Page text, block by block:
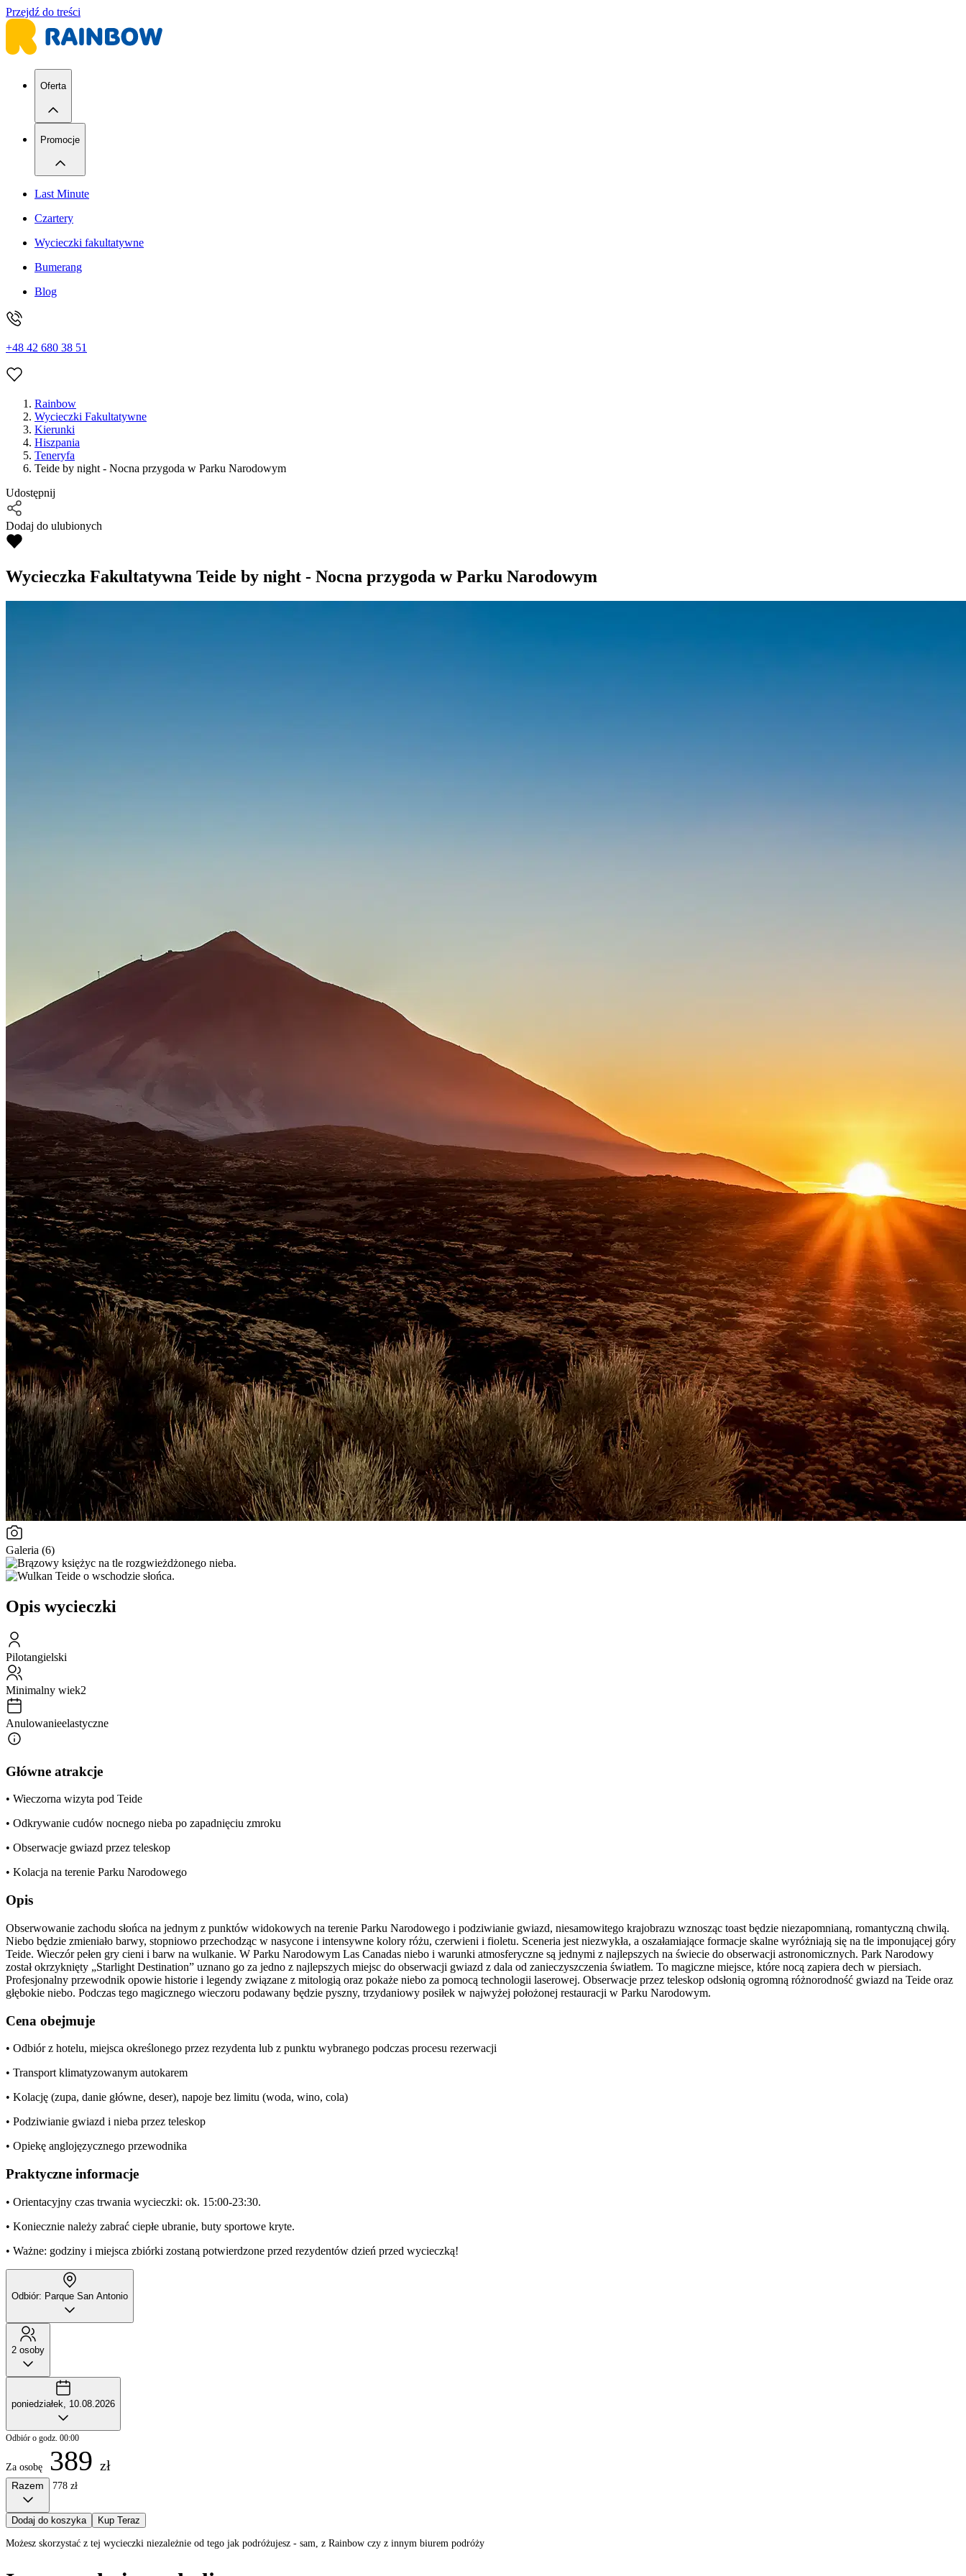
Przejdź do treści
Oferta
Promocje
Last Minute
Czartery
Wycieczki fakultatywne
Bumerang
Blog
+48 42 680 38 51
Rainbow
Wycieczki Fakultatywne
Kierunki
Hiszpania
Teneryfa
Teide by night - Nocna przygoda w Parku Narodowym
Udostępnij
Dodaj do ulubionych
Wycieczka Fakultatywna Teide by night - Nocna przygoda w Parku Narodowym
Galeria (6)
Opis wycieczki
Pilotangielski
Minimalny wiek2
Anulowanieelastyczne
Główne atrakcje
• Wieczorna wizyta pod Teide
• Odkrywanie cudów nocnego nieba po zapadnięciu zmroku
• Obserwacje gwiazd przez teleskop
• Kolacja na terenie Parku Narodowego
Opis
Obserwowanie zachodu słońca na jednym z punktów widokowych na terenie Parku Narodowego i podziwianie gwiazd, niesamowitego krajobrazu wznosząc toast będzie niezapomnianą, romantyczną chwilą.
Niebo będzie zmieniało barwy, stopniowo przechodząc w nasycone i intensywne kolory różu, czerwieni i fioletu. Sceneria jest niezwykła, a oszałamiające formacje skalne wyróżniają się na tle imponującej góry
Teide. Wieczór pełen gry cieni i barw na wulkanie. W Parku Narodowym Las Canadas niebo i warunki atmosferyczne są jednymi z najlepszych na świecie do obserwacji astronomicznych. Park Narodowy
został okrzyknięty „Starlight Destination” uznano go za jedno z najlepszych miejsc do obserwacji gwiazd z dala od zanieczyszczenia światłem. To magiczne miejsce, które nocą zapiera dech w piersiach.
Profesjonalny przewodnik opowie historie i legendy związane z mitologią oraz pokaże niebo za pomocą technologii laserowej. Obserwacje przez teleskop odsłonią ogromną różnorodność gwiazd na Teide oraz
głębokie niebo. Podczas tego magicznego wieczoru podawany będzie pyszny, trzydaniowy posiłek w najwyżej położonej restauracji w Parku Narodowym.
Cena obejmuje
• Odbiór z hotelu, miejsca określonego przez rezydenta lub z punktu wybranego podczas procesu rezerwacji
• Transport klimatyzowanym autokarem
• Kolację (zupa, danie główne, deser), napoje bez limitu (woda, wino, cola)
• Podziwianie gwiazd i nieba przez teleskop
• Opiekę anglojęzycznego przewodnika
Praktyczne informacje
• Orientacyjny czas trwania wycieczki: ok. 15:00-23:30.
• Koniecznie należy zabrać ciepłe ubranie, buty sportowe kryte.
• Ważne: godziny i miejsca zbiórki zostaną potwierdzone przed rezydentów dzień przed wycieczką!
Odbiór: Parque San Antonio
2 osoby
poniedziałek, 10.08.2026
Odbiór o godz. 00:00
Za osobę 389 zł
Razem 778 zł
Dodaj do koszyka Kup Teraz
Możesz skorzystać z tej wycieczki niezależnie od tego jak podróżujesz - sam, z Rainbow czy z innym biurem podróży